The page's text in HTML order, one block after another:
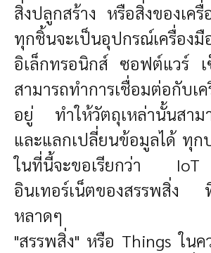
สิ่งปลูกสร้าง หรือสิ่งของเค
ทุกชิ้นจะเป็นอุปกรณ์เครื่อ
อิเล็กทรอนิกส์ ซอฟต์แวร์
สามารถทำการเชื่อมต่อกับเ
อยู่ ทำให้วัตถุเหล่านั้นสาม
และแลกเปลี่ยนข้อมูลได้ ทุก
ในที่นี้จะขอเรียกว่า
อินเทอร์เน็ตของสรรพสิ่ง
หลาดๆ
"สรรพสิ่ง" หรือ Things ใน